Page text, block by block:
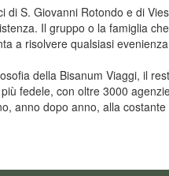
di S. Giovanni Rotondo e di
Il gruppo o la famiglia
a risolvere qualsiasi
della Bisanum Viaggi, il
fedele, con oltre 3000
anno dopo anno, alla